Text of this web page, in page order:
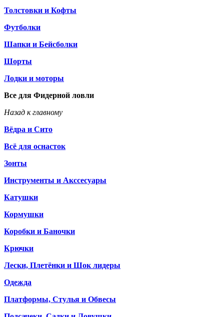
Толстовки и Кофты
Футболки
Шапки и Бейсболки
Шорты
Лодки и моторы
Все для Фидерной ловли
Назад к главному
Вёдра и Сито
Всё для оснасток
Зонты
Инструменты и Акссесуары
Катушки
Кормушки
Коробки и Баночки
Крючки
Лески, Плетёнки и Шок лидеры
Одежда
Платформы, Стулья и Обвесы